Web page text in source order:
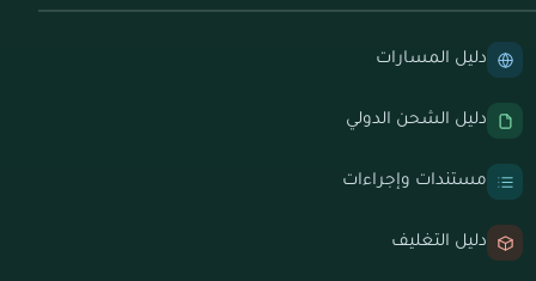
دليل المسارات
دليل الشحن الدولي
مستندات وإجراءات
دليل التغليف